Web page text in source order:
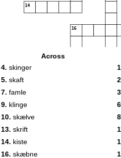
14
16
Across
4. skinger
5. skaft
7. famle
9. klinge
10. skælve
13. skrift
14. kiste
16. skæbne